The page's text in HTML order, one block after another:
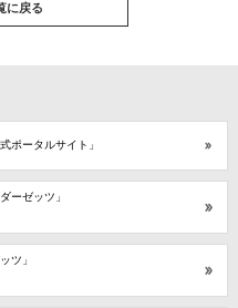
に戻る
ポータルサイト」
ーゼッツ」
ツ」